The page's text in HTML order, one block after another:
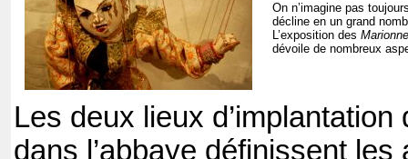
On n’imagine pas
décline en un grand
L’exposition des
dévoile de nombreux
Les deux lieux
dans l’abbaye définissent